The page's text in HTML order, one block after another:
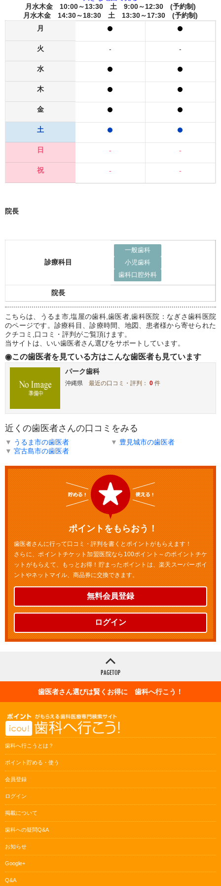
月水木金 10:00～13:30 土 9:00～12:30 (予約制)
月水木金 14:30～18:30 土 13:30～17:30 (予約制)
月
火
水
木
金
土
日
祝
-
-
-
-
-
-
院長
診療科目
一般歯科
小児歯科
歯科口腔外科
院長
こちらは、うるま市,塩屋の歯科,歯医者,歯科医院：なぎさ歯科医院
のページです。診療科目、診療時間、地図、患者様から寄せられた
クチコミ,口コミ・評判がご覧頂けます。
当サイトは、いい歯医者さん選びをサポートしています。
◉この歯医者を見ている方はこんな歯医者も見ています
パーク歯科
沖縄県 最近の口コミ・評判：0 件
近くの歯医者さんの口コミをみる
▼ うるま市の歯医者 ▼ 豊見城市の歯医者
▼ 宮古島市の歯医者
ポイントをもらおう！
歯医者さんに行って口コミ・評判を書くとポイントがもらえます！
さらに、ポイントチケット加盟医院なら100ポイント～のポイントチケ
ットがもらえて、もっとお得！貯まったポイントは、楽天スーパーポイ
ントやネットマイル、商品券に交換できます。
無料会員登録
ログイン
歯医者さん選びは賢くお得に 歯科へ行こう！
歯科へ行こうとは？
ポイント貯める・使う
会員登録
ログイン
掲載について
歯科への疑問Q&A
お知らせ
Google+
Q&A